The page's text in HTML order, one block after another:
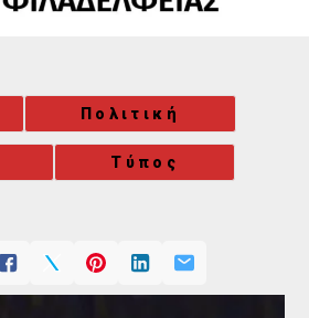
Πολιτική
Τύπος